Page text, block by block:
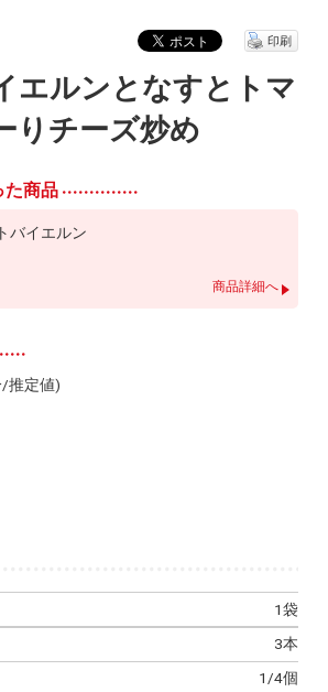
エルンとなすとトマ
りチーズ炒め
印刷
た商品
バイエルン
商品詳細へ
推定値)
1袋
3本
1/4個